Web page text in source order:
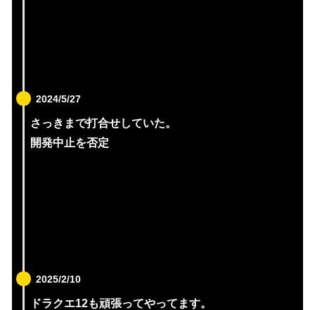
2024/5/27
さっきまで打合せしていた。
開発中止を否定
2025/2/10
ドラクエ12も頑張ってやってます。